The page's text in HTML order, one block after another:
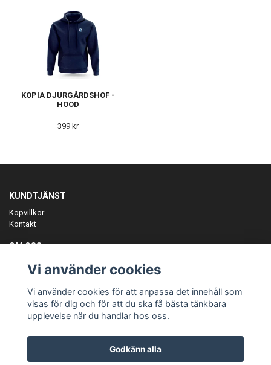
KOPIA DJURGÅRDSHOF -
HOOD
399 kr
KUNDTJÄNST
Köpvillkor
Kontakt
OM OSS
ANMÄL DIG TILL VÅRT NYHETSBREV
Prenumerera
Vi använder cookies
Vi använder cookies för att anpassa det innehåll som
visas för dig och för att du ska få bästa tänkbara
upplevelse när du handlar hos oss.
Godkänn alla